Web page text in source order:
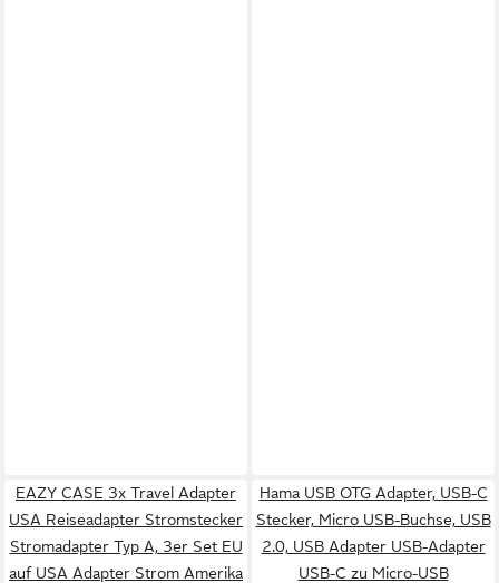
EAZY CASE 3x Travel Adapter
USA Reiseadapter Stromstecker
Stromadapter Typ A, 3er Set EU
auf USA Adapter Strom Amerika
Hama USB OTG Adapter, USB-C
Stecker, Micro USB-Buchse, USB
2.0, USB Adapter USB-Adapter
USB-C zu Micro-USB